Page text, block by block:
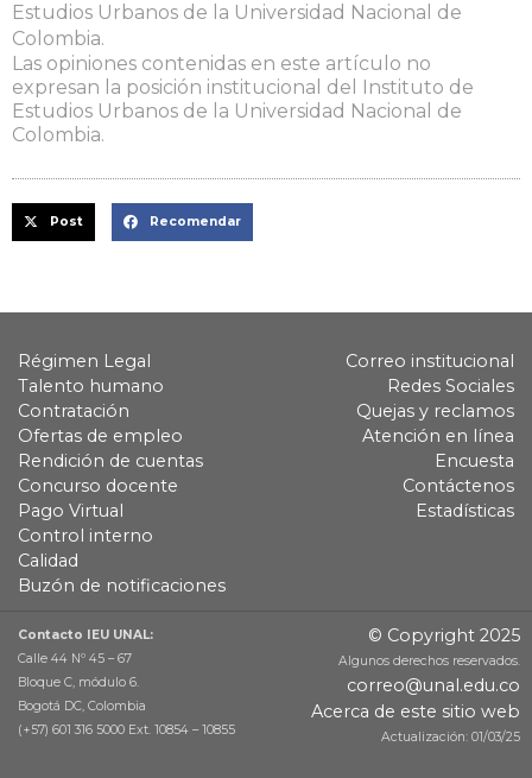
Estudios Urbanos de la Universidad Nacional de
Colombia.
Las opiniones contenidas en este artículo no
expresan la posición institucional del Instituto de
Estudios Urbanos de la Universidad Nacional de
Colombia.
Post Recomendar
Régimen Legal
Talento humano
Contratación
Ofertas de empleo
Rendición de cuentas
Concurso docente
Pago Virtual
Control interno
Calidad
Buzón de notificaciones
Correo institucional
Redes Sociales
Quejas y reclamos
Atención en línea
Encuesta
Contáctenos
Estadísticas
Contacto IEU UNAL:
Calle 44 Nº 45 – 67
Bloque C, módulo 6.
Bogotá DC, Colombia
(+57) 601 316 5000 Ext. 10854 – 10855
© Copyright 2025
Algunos derechos reservados.
correo@unal.edu.co
Acerca de este sitio web
Actualización: 01/03/25